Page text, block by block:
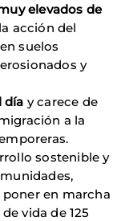
elevados de
acción del
suelos
y
día y carece de
a la
sostenible y
en marcha
vida de 125